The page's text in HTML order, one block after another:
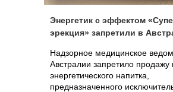
Энергетик с эффектом
эрекция» запретили в
Надзорное медицинское
Австралии запретило продажу
энергетического напитка,
предназначенного